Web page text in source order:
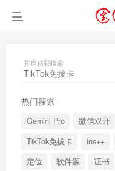
开启精彩搜索
热门搜索
Gemini Pro 微信双开
TikTok免拔卡
ins++
定位
软件源 证书